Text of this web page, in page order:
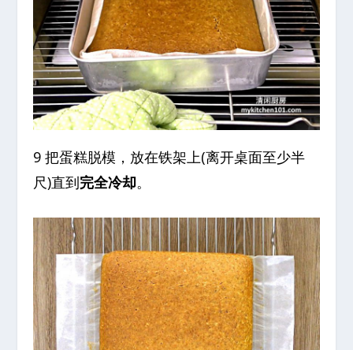
9 把蛋糕脱模，放在铁架上(离开桌面至少半
尺)直到完全冷却。